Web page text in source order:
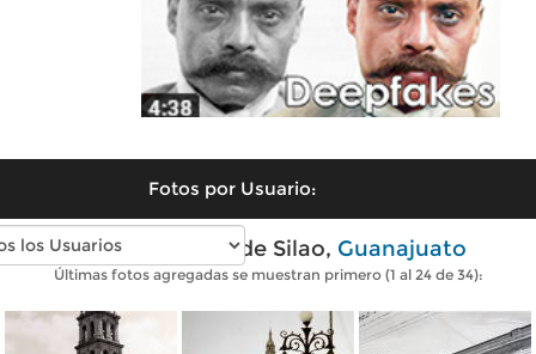
Fotos por Usuario:
Fotos antiguas de Silao, Guanajuato
Últimas fotos agregadas se muestran primero (1 al 24 de 34):